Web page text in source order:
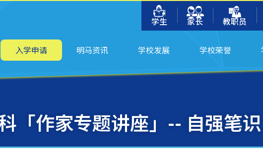
学生
家长 教职员
入学申请 明马资讯 学校发展 学校荣誉
「作家专题讲座」-- 自强笔